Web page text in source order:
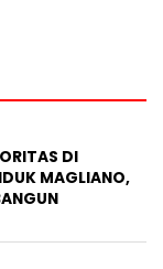
DI
MAGLIANO,